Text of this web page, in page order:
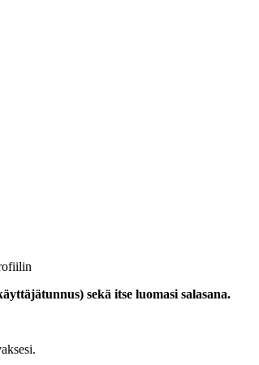
sekä itse luomasi salasana.